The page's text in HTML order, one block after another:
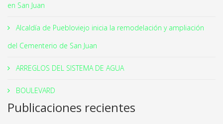
en San Juan
Alcaldía de Puebloviejo inicia la remodelación y ampliación
del Cementerio de San Juan
ARREGLOS DEL SISTEMA DE AGUA
BOULEVARD
Publicaciones recientes